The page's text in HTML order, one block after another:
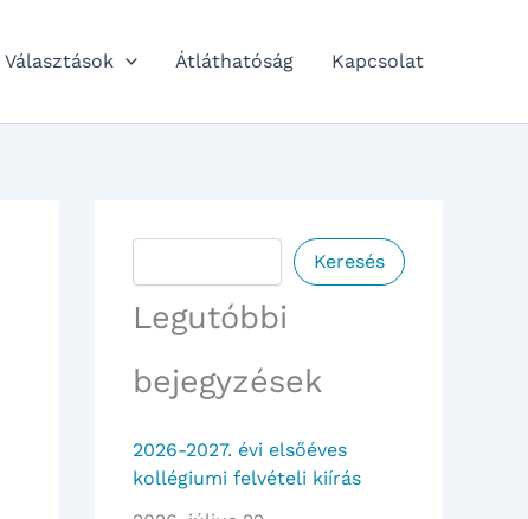
Választások Átláthatóság Kapcsolat
Keresés
Legutóbbi
bejegyzések
2026-2027. évi elsőéves
kollégiumi felvételi kiírás